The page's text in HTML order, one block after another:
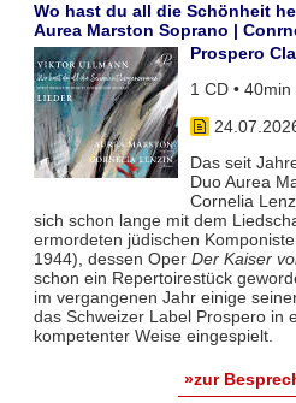
Wo hast du all die Schönheit
Aurea Marston Soprano |
Prospero
1 CD • 40min
Das seit
Duo Aurea
Cornelia
sich schon lange mit dem
ermordeten jüdischen
1944), dessen Oper Der Kaiser
schon ein Repertoirestück
im vergangenen Jahr einige
das Schweizer Label Prospero in
kompetenter Weise eingespielt.
»zur